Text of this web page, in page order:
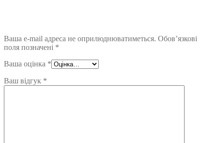
Ваша e-mail адреса не оприлюднюватиметься. Обов’язкові
поля позначені *
Ваша оцінка *
Ваш відгук *